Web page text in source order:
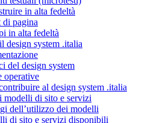
in alta fedeltà
pagina
in alta fedeltà
design system .italia
del design system
operative
al design system .italia
modelli di sito e servizi
dell’utilizzo dei modelli
di sito e servizi disponibili